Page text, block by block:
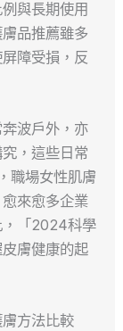
與長期使用
品推薦雖多
障受損，反
波戶外，亦
，這些日常
職場女性肌膚
來愈多企業
，「2024科學
膚健康的起
方法比較